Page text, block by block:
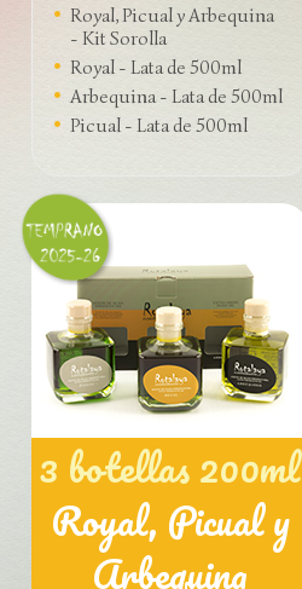
Royal, Picual y Arbequina
- Kit Sorolla
Royal - Lata de 500ml
Arbequina - Lata de 500ml
Picual - Lata de 500ml
3 botellas 200ml
Royal, Picual y
Arbequina